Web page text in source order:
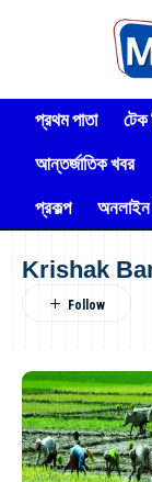
প্রথম পাতা টেক
আন্তর্জাতিক খবর
প্রকল্প
Krishak